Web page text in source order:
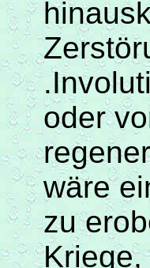
.
oder
wäre
zu